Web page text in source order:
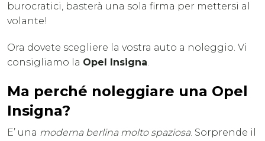
burocratici, basterà una sola firma per mettersi al
volante!
Ora dovete scegliere la vostra auto a noleggio. Vi
consigliamo la Opel Insigna.
Ma perché noleggiare una Opel
Insigna?
E’ una moderna berlina molto spaziosa. Sorprende il